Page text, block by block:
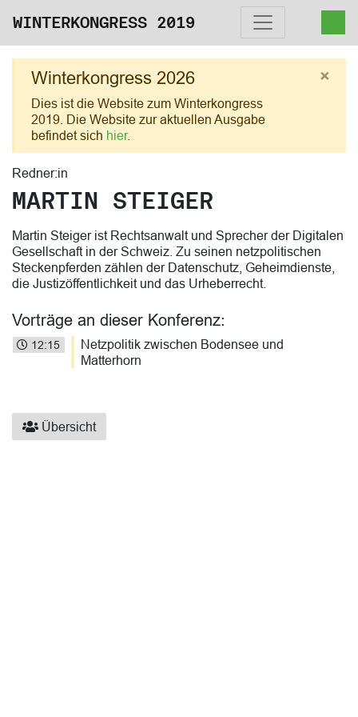
WINTERKONGRESS 2019
Winterkongress 2026
Dies ist die Website zum Winterkongress
2019. Die Website zur aktuellen Ausgabe
befindet sich hier.
×
Redner:in
MARTIN STEIGER
Martin Steiger ist Rechtsanwalt und Sprecher der Digitalen
Gesellschaft in der Schweiz. Zu seinen netzpolitischen
Steckenpferden zählen der Datenschutz, Geheimdienste,
die Justizöffentlichkeit und das Urheberrecht.
Vorträge an dieser Konferenz:
12:15
Netzpolitik zwischen Bodensee und
Matterhorn
Übersicht